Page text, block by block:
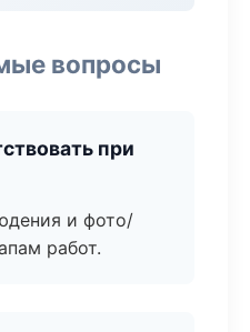
вопросы
при
и фото/
работ.